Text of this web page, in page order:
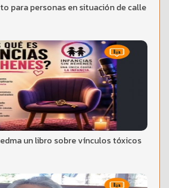
para personas en situación de calle
un libro sobre vínculos tóxicos